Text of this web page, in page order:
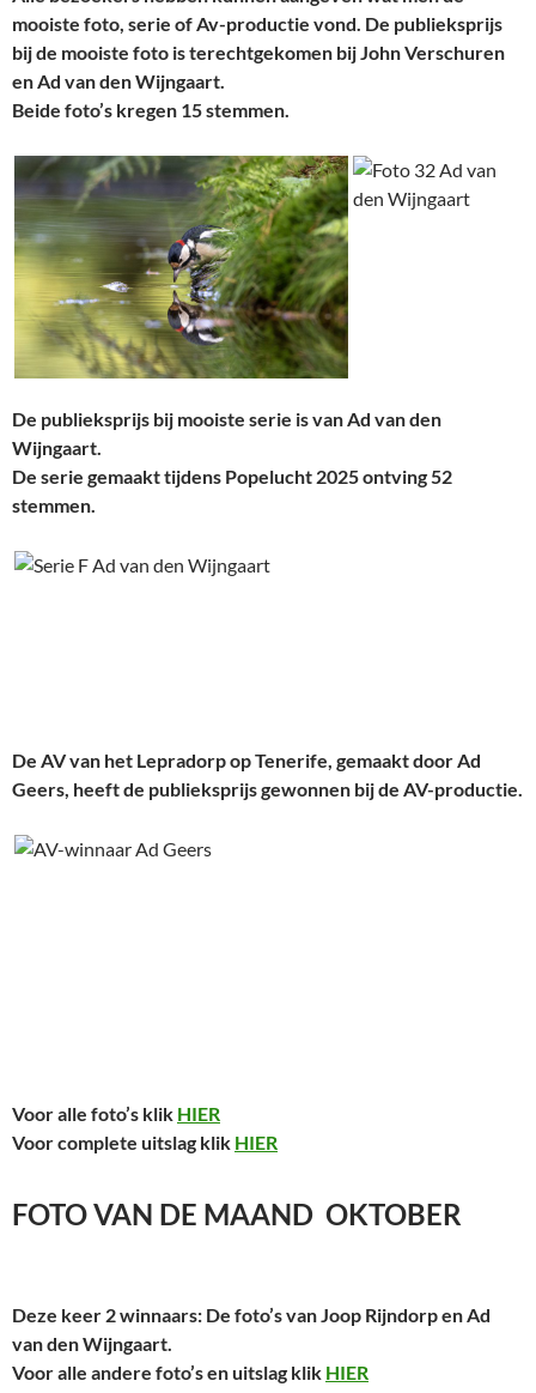
mooiste foto, serie of Av-productie vond. De publieksprijs
bij de mooiste foto is terechtgekomen bij John Verschuren
en Ad van den Wijngaart.
Beide foto’s kregen 15 stemmen.
De publieksprijs bij mooiste serie is van Ad van den
Wijngaart.
De serie gemaakt tijdens Popelucht 2025 ontving 52
stemmen.
De AV van het Lepradorp op Tenerife, gemaakt door Ad
Geers, heeft de publieksprijs gewonnen bij de AV-productie.
Voor alle foto’s klik HIER
Voor complete uitslag klik HIER
FOTO VAN DE MAAND OKTOBER
Deze keer 2 winnaars: De foto’s van Joop Rijndorp en Ad
van den Wijngaart.
Voor alle andere foto’s en uitslag klik HIER